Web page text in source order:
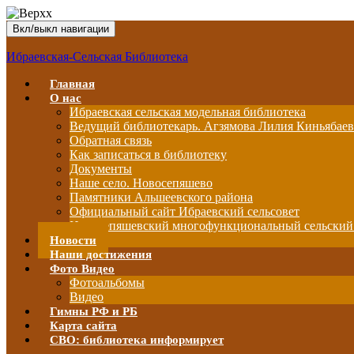
Вкл/выкл навигации
Ибраевская-Сельская Библиотека
Главная
О нас
Ибраевская сельская модельная библиотека
Ведущий библиотекарь. Агзямова Лилия
Обратная связь
Как записаться в библиотеку
Документы
Наше село. Новосепяшево
Памятники Альшеевского района
Официальный сайт Ибраевский сельсовет
Новосепяшевский многофункциональный
Новости
Наши достижения
Фото Видео
Фотоальбомы
Видео
Гимны РФ и РБ
Карта сайта
СВО: библиотека информирует